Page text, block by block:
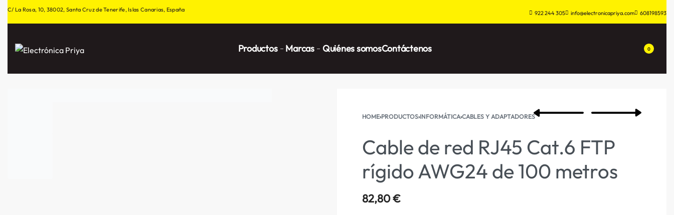
C/ La Rosa, 10, 38002, Santa Cruz de Tenerife, Islas Canarias, España 922 244 305 info@electronicapriya.com 608198593
Productos Marcas Quiénes somosContáctenos 0
HOME›PRODUCTOS›INFORMÁTICA›CABLES Y ADAPTADORES
Cable de red RJ45 Cat.6 FTP
rígido AWG24 de 100 metros
82,80€